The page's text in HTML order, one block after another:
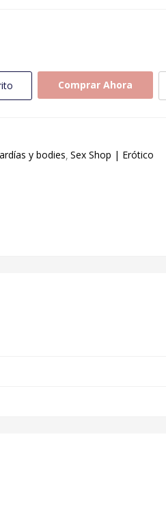
Comprar Ahora
y bodies Sex Shop | Erótico